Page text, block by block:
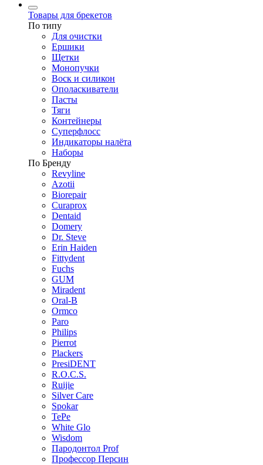
Товары для брекетов
По типу
Для очистки
Ершики
Щетки
Монопучки
Воск и силикон
Ополаскиватели
Пасты
Тяги
Контейнеры
Суперфлосс
Индикаторы налёта
Наборы
По Бренду
Revyline
Azotii
Biorepair
Curaprox
Dentaid
Domery
Dr. Steve
Erin Haiden
Fittydent
Fuchs
GUM
Miradent
Oral-B
Ormco
Paro
Philips
Pierrot
Plackers
PresiDENT
R.O.C.S.
Ruijie
Silver Care
Spokar
TePe
White Glo
Wisdom
Пародонтол Prof
Профессор Персин